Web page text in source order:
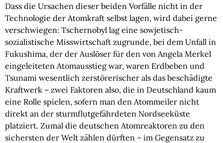
Dass die Ursachen dieser beiden Vorfälle nicht in der
Technologie der Atomkraft selbst lagen, wird dabei gerne
verschwiegen: Tschernobyl lag eine sowjetisch-
sozialistische Misswirtschaft zugrunde, bei dem Unfall in
Fukushima, der der Auslöser für den von Angela Merkel
eingeleiteten Atomausstieg war, waren Erdbeben und
Tsunami wesentlich zerstörerischer als das beschädigte
Kraftwerk – zwei Faktoren also, die in Deutschland kaum
eine Rolle spielen, sofern man den Atommeiler nicht
direkt an der sturmflutgefährdeten Nordseeküste
platziert. Zumal die deutschen Atomreaktoren zu den
sichersten der Welt zählen dürften – im Gegensatz zu